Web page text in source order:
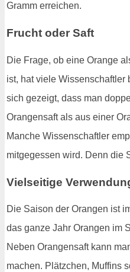
Gramm erreichen.
Frucht oder Saft
Die Frage, ob eine Orange
ist, hat viele Wissenschaftler
sich gezeigt, dass man
Orangensaft als aus einer
Manche Wissenschaftler
mitgegessen wird. Denn die
Vielseitige
Die Saison der Orangen ist
das ganze Jahr Orangen im
Neben Orangensaft kann
machen. Plätzchen, Muffins